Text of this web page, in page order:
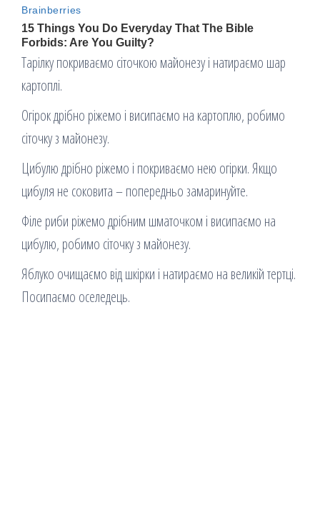
Тарілку покриваємо сіточкою майонезу і натираємо шар
картоплі.
Огірок дрібно ріжемо і висипаємо на картоплю, робимо
сіточку з майонезу.
Цибулю дрібно ріжемо і покриваємо нею огірки. Якщо
цибуля не соковита – попередньо замаринуйте.
Філе риби ріжемо дрібним шматочком і висипаємо на
цибулю, робимо сіточку з майонезу.
Яблуко очищаємо від шкірки і натираємо на великій тертці.
Посипаємо оселедець.